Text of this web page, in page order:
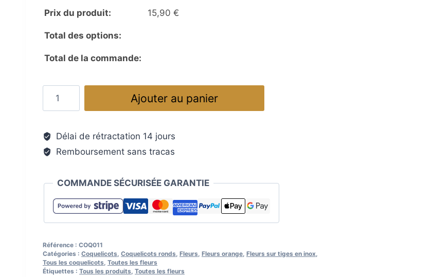
Prix du produit: 15,90 €
Total des options:
Total de la commande:
décorative
en
verre
Murano
coquelicot
orange,
noir
avec
picots
Ajouter au panier
Délai de rétractation 14 jours
Remboursement sans tracas
COMMANDE SÉCURISÉE GARANTIE
Référence : COQ011
Catégories : Coquelicots, Coquelicots ronds, Fleurs, Fleurs orange, Fleurs sur tiges en inox,
Tous les coquelicots, Toutes les fleurs
Étiquettes : Tous les produits, Toutes les fleurs